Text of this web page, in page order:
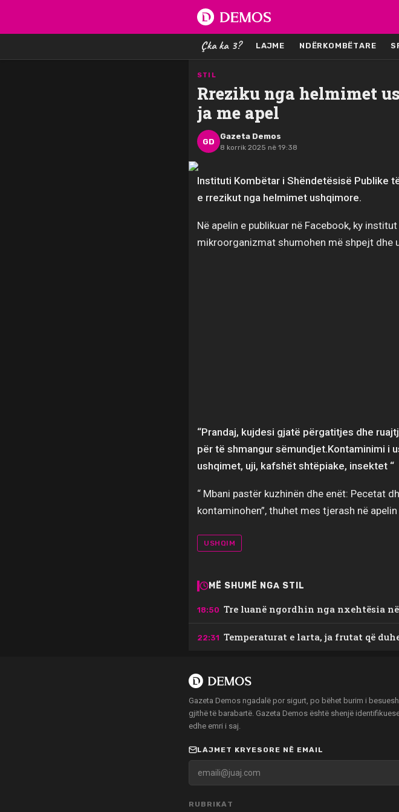
Çka ka 3? LAJME NDËRKOMBËTARE
STIL
Rreziku nga helmimet
ja me apel
GD
Gazeta Demos
8 korrik 2025 në 19:38
Instituti Kombëtar i Shëndetësisë Publike
e rrezikut nga helmimet ushqimore.
Në apelin e publikuar në Facebook, ky
mikroorganizmat shumohen më shpejt dhe
“Prandaj, kujdesi gjatë përgatitjes dhe
për të shmangur sëmundjet.Kontaminimi i
ushqimet, uji, kafshët shtëpiake, insektet “
“ Mbani pastër kuzhinën dhe enët: Pecetat
kontaminohen”, thuhet mes tjerash në apelin
USHQIM
MË SHUMË NGA STIL
18:50 Tre luanë ngordhin nga nxehtësia
22:31 Temperaturat e larta, ja frutat që
Gazeta Demos ngadalë por sigurt, po bëhet burim i
gjithë të barabartë. Gazeta Demos është shenjë
edhe emri i saj.
LAJMET KRYESORE NË EMAIL
RUBRIKAT